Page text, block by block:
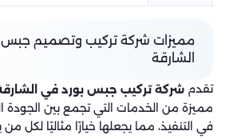
مميزات شركة تركيب وتصميم جبس
الشارقة
تقدم شركة تركيب جبس بورد في
مميزة من الخدمات التي تجمع بين الجودة
في التنفيذ، مما يجعلها خيارًا مثاليًا لكل